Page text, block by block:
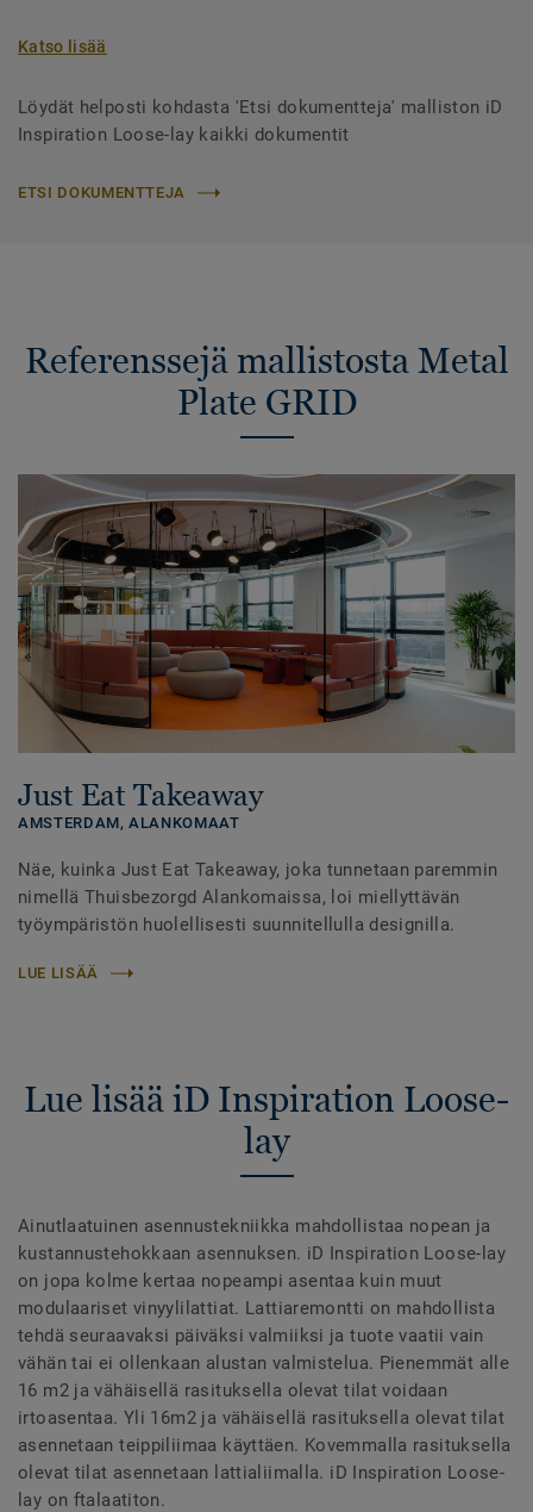
Katso lisää
Löydät helposti kohdasta 'Etsi dokumentteja' malliston iD
Inspiration Loose-lay kaikki dokumentit
ETSI DOKUMENTTEJA
Referenssejä mallistosta Metal
Plate GRID
Just Eat Takeaway
AMSTERDAM,ALANKOMAAT
Näe, kuinka Just Eat Takeaway, joka tunnetaan paremmin
nimellä Thuisbezorgd Alankomaissa, loi miellyttävän
työympäristön huolellisesti suunnitellulla designilla.
LUE LISÄÄ
Lue lisää iD Inspiration Loose-
lay
Ainutlaatuinen asennustekniikka mahdollistaa nopean ja
kustannustehokkaan asennuksen. iD Inspiration Loose-lay
on jopa kolme kertaa nopeampi asentaa kuin muut
modulaariset vinyylilattiat. Lattiaremontti on mahdollista
tehdä seuraavaksi päiväksi valmiiksi ja tuote vaatii vain
vähän tai ei ollenkaan alustan valmistelua. Pienemmät alle
16 m2 ja vähäisellä rasituksella olevat tilat voidaan
irtoasentaa. Yli 16m2 ja vähäisellä rasituksella olevat tilat
asennetaan teippiliimaa käyttäen. Kovemmalla rasituksella
olevat tilat asennetaan lattialiimalla. iD Inspiration Loose-
lay on ftalaatiton.